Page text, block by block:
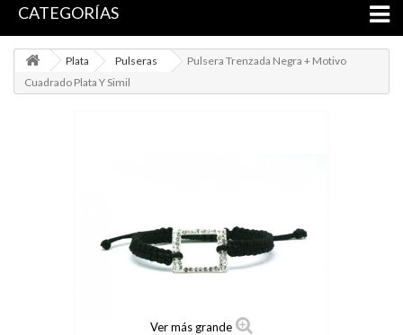
CATEGORÍAS
Plata Pulseras
Pulsera Trenzada Negra + Motivo
Cuadrado Plata Y Simil
Ver más grande